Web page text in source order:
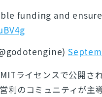
funding and
ライセンスで公開さ
利のコミュニティが主